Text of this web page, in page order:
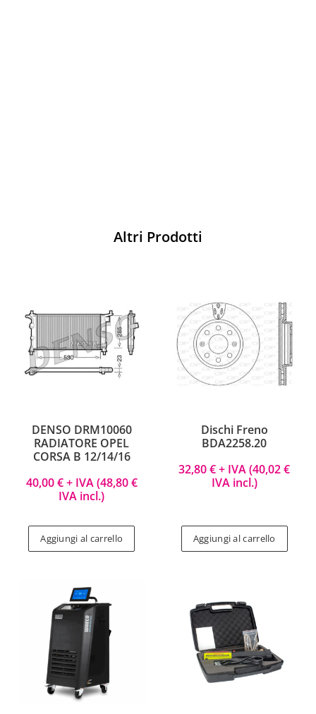
Altri Prodotti
DENSO DRM10060
RADIATORE OPEL
CORSA B 12/14/16
40,00€+ IVA (48,80€
IVA incl.)
Aggiungi al carrello
Dischi Freno
BDA2258.20
32,80€+ IVA (40,02€
IVA incl.)
Aggiungi al carrello